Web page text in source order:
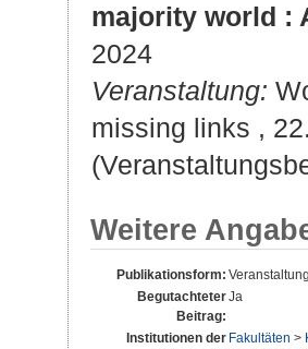
majority world :
2024
Veranstaltung:
missing links ,
Weitere
Publikationsform:
Begutachteter
Beitrag:
Ja
Institutionen der Fakultäten >